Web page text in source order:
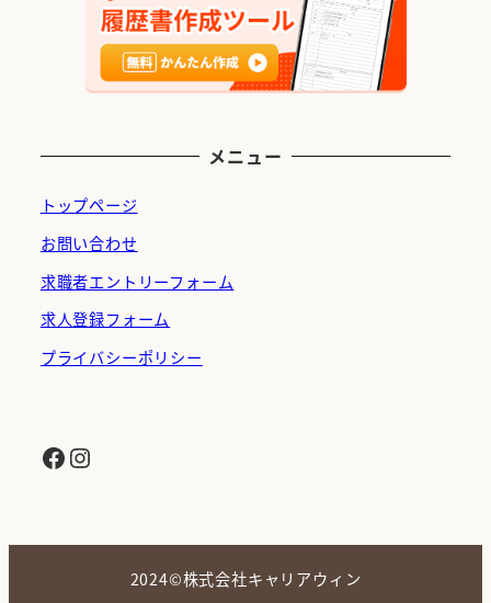
メニュー
トップページ
お問い合わせ
求職者エントリーフォーム
求人登録フォーム
プライバシーポリシー
Facebook Instagram
2024©株式会社キャリアウィン